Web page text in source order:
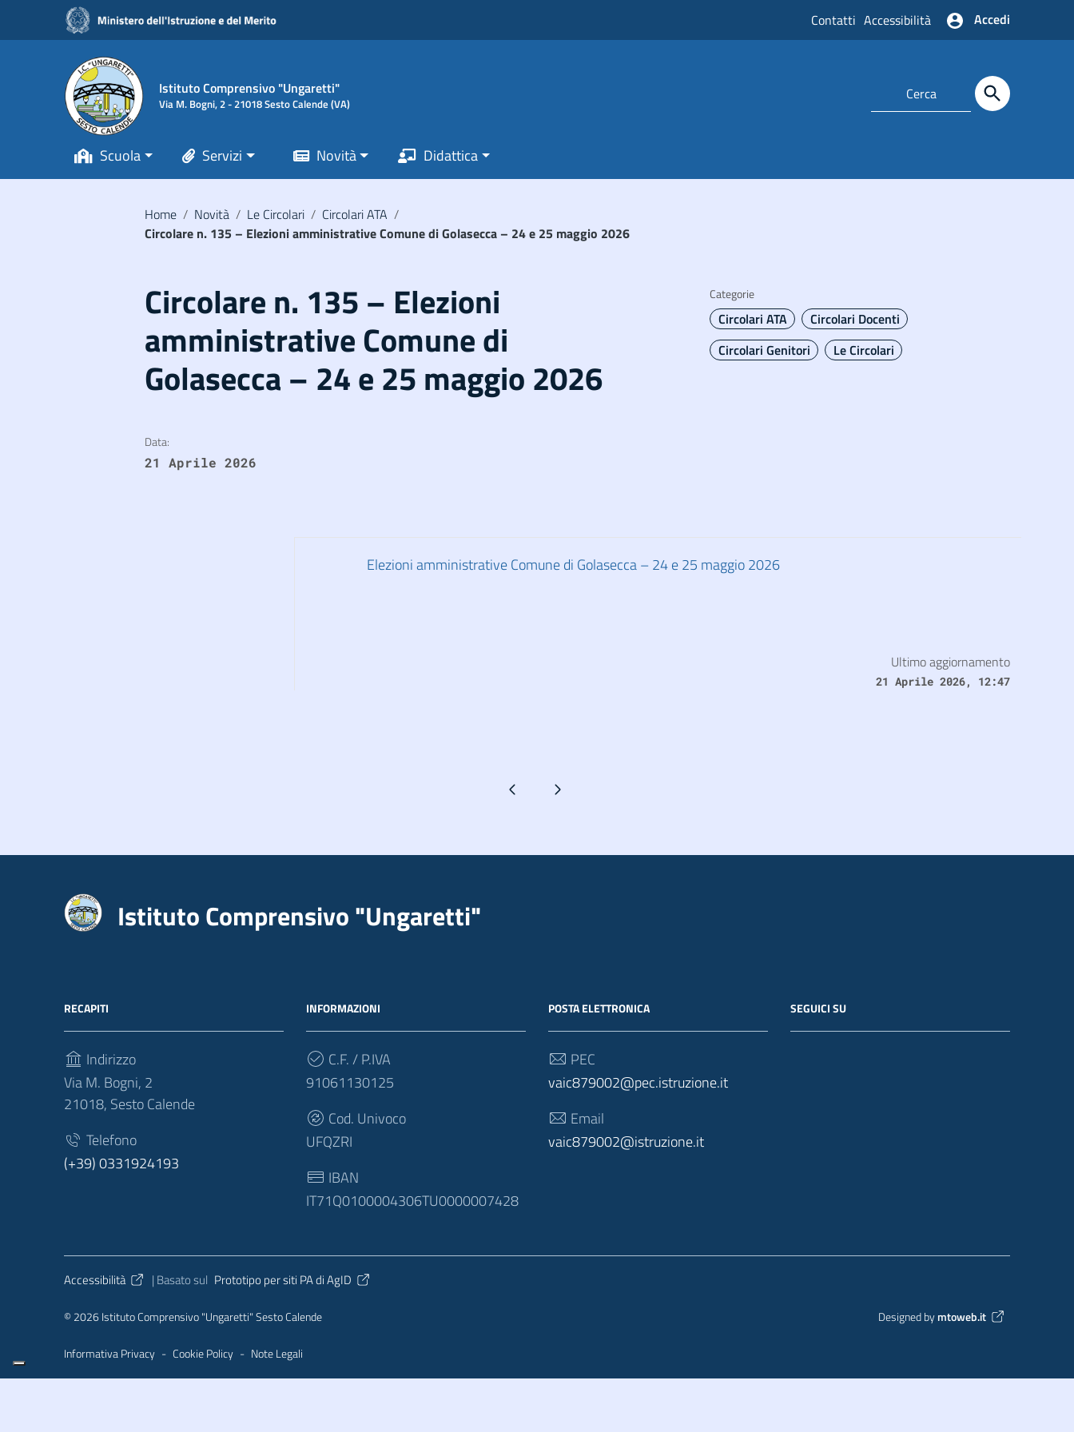
Vai ai contenuti
Vai al menu di navigazione
Vai al footer
Contatti Accessibilità Accedi
Istituto Comprensivo "Ungaretti"
Via M. Bogni, 2 - 21018 Sesto Calende (VA)
Scuola Servizi Novità Didattica
Home / Novità / Le Circolari / Circolari ATA /
Circolare n. 135 – Elezioni amministrative Comune di Golasecca – 24 e 25 maggio 2026
Circolare n. 135 – Elezioni
amministrative Comune di
Golasecca – 24 e 25 maggio 2026
Categorie
Circolari ATA
Circolari Docenti
Circolari Genitori
Le Circolari
Data:
21 Aprile 2026
Elezioni amministrative Comune di Golasecca – 24 e 25 maggio 2026
Ultimo aggiornamento
21 Aprile 2026, 12:47
Pagina precedentePagina successiva
Istituto Comprensivo "Ungaretti"
RECAPITI
Indirizzo
Via M. Bogni, 2
21018, Sesto Calende
Telefono
(+39) 0331924193
INFORMAZIONI
C.F. / P.IVA
91061130125
Cod. Univoco
UFQZRI
IBAN
IT71Q0100004306TU0000007428
POSTA ELETTRONICA
PEC
vaic879002@pec.istruzione.it
Email
vaic879002@istruzione.it
SEGUICI SU
Sezione Link Utili
Accessibilità | Basato sul Prototipo per siti PA di AgID
© 2026 Istituto Comprensivo "Ungaretti" Sesto Calende
Informativa Privacy - Cookie Policy - Note Legali
Designed by mtoweb.it